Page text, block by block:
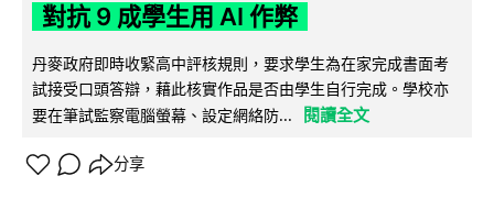
對抗 9 成學生用 AI 作弊
丹麥政府即時收緊高中評核規則，要求學生為在家完成書面考
試接受口頭答辯，藉此核實作品是否由學生自行完成。學校亦
要在筆試監察電腦螢幕、設定網絡防...
閱讀全文
分享